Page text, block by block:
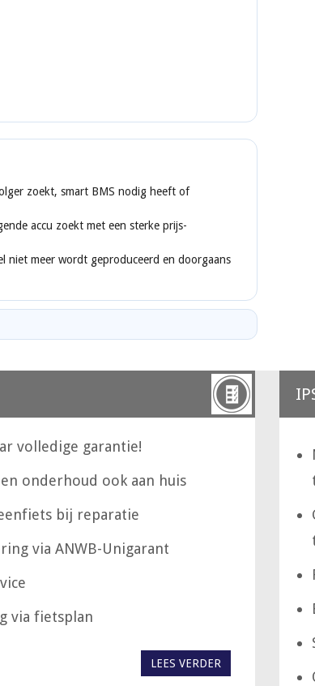
zoekt, smart BMS nodig heeft of
accu zoekt met een sterke prijs-
niet meer wordt geproduceerd en doorgaans
volledige garantie!
en onderhoud ook aan huis
bij reparatie
via ANWB-Unigarant
via fietsplan
LEES VERDER